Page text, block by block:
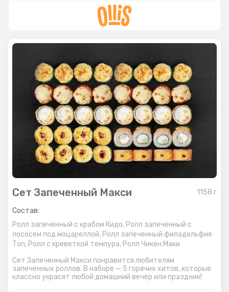
Сет Запеченный Макси 1158 г
Состав:
Ролл запеченный с крабом Кидо, Ролл запеченный с
лососем под моцареллой, Ролл запеченный филадельфия
Топ, Ролл с креветкой темпура, Ролл Чикен Маки
Сет Запеченный Макси понравится любителям
запеченных роллов. В наборе — 5 горячих хитов, которые
классно украсят любой домашний вечер или праздник!